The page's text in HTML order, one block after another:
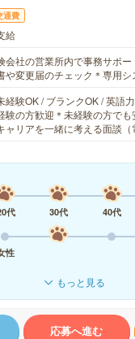
通費
給
会社の営業所内で事務サポー
や変更届のチェック＊専用
経験OK / ブランクOK / 英語
験の方歓迎＊未経験の方で
ャリアを一緒に考える面談
代
30代 40代
性
もっと見る
応募へ進む